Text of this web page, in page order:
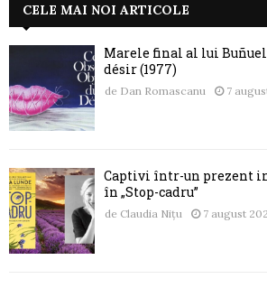
CELE MAI NOI ARTICOLE
Marele final al lui
désir (1977)
de Dan Romascanu 7
Captivi într-un prezent
în „Stop-cadru”
de Claudia Nițu 7 august